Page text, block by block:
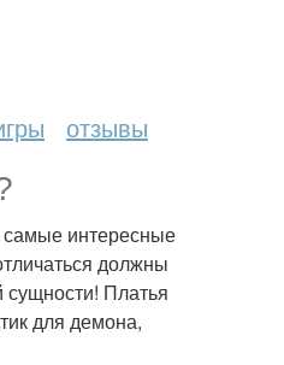
отзывы
самые интересные
должны
сущности! Платья
для демона,